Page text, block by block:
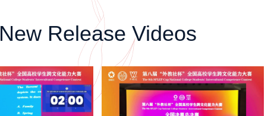
New Release Videos